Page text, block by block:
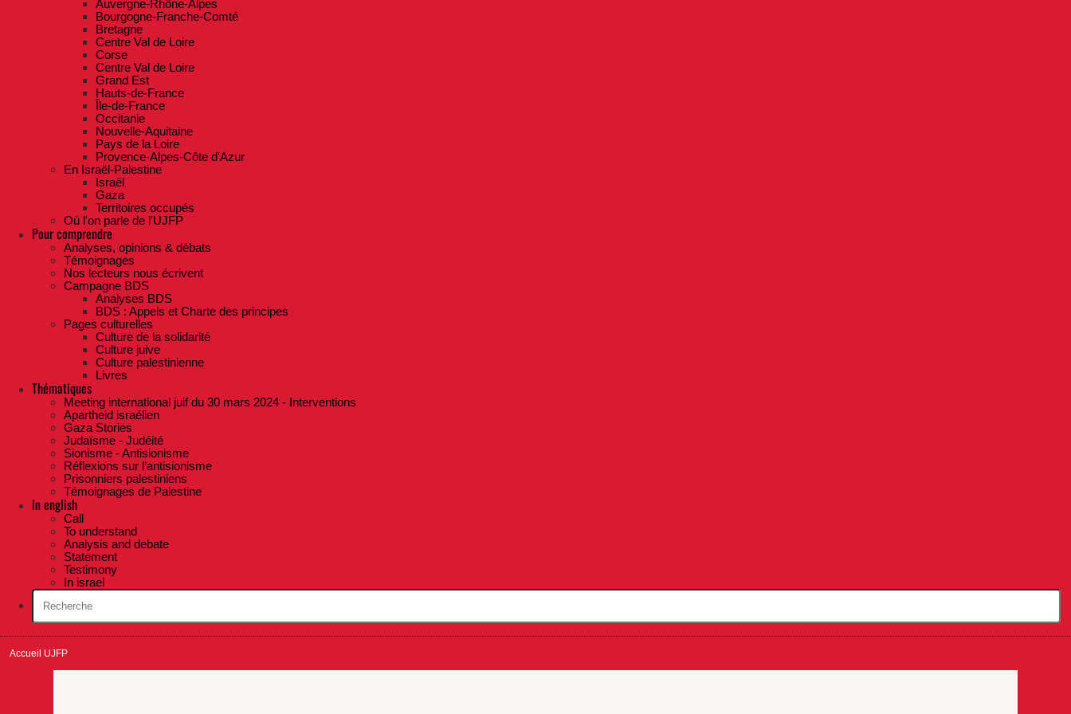
Auvergne-Rhône-Alpes
Bourgogne-Franche-Comté
Bretagne
Centre Val de Loire
Corse
Centre Val de Loire
Grand Est
Hauts-de-France
Île-de-France
Occitanie
Nouvelle-Aquitaine
Pays de la Loire
Provence-Alpes-Côte d'Azur
En Israël-Palestine
Israël
Gaza
Territoires occupés
Où l'on parle de l'UJFP
Pour comprendre
Analyses, opinions & débats
Témoignages
Nos lecteurs nous écrivent
Campagne BDS
Analyses BDS
BDS : Appels et Charte des principes
Pages culturelles
Culture de la solidarité
Culture juive
Culture palestinienne
Livres
Thématiques
Meeting international juif du 30 mars 2024 - Interventions
Apartheid israélien
Gaza Stories
Judaïsme - Judéité
Sionisme - Antisionisme
Réflexions sur l’antisionisme
Prisonniers palestiniens
Témoignages de Palestine
In english
Call
To understand
Analysis and debate
Statement
Testimony
In israel
Accueil UJFP